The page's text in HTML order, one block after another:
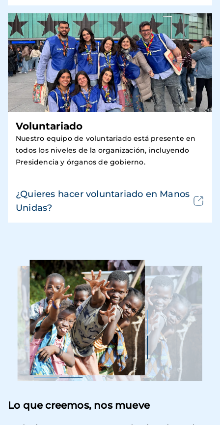
Voluntariado
Nuestro equipo de voluntariado está presente en
todos los niveles de la organización, incluyendo
Presidencia y órganos de gobierno.
¿Quieres hacer voluntariado en Manos
Unidas?
Imagen
Lo que creemos, nos mueve